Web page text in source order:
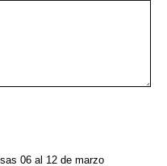
06 al 12 de marzo